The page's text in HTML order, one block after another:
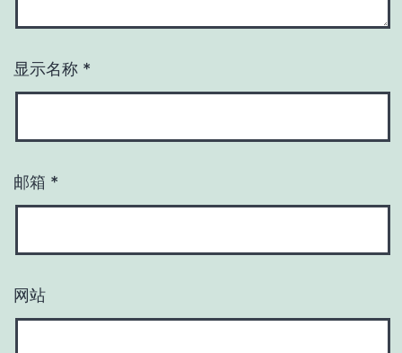
显示名称 *
邮箱 *
网站